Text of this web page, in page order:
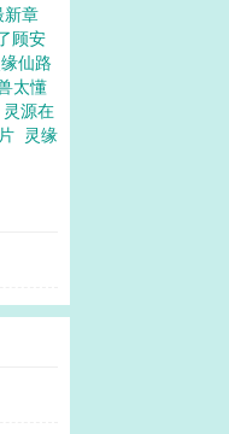
新章
顾安
仙路
太懂
灵源在
灵缘